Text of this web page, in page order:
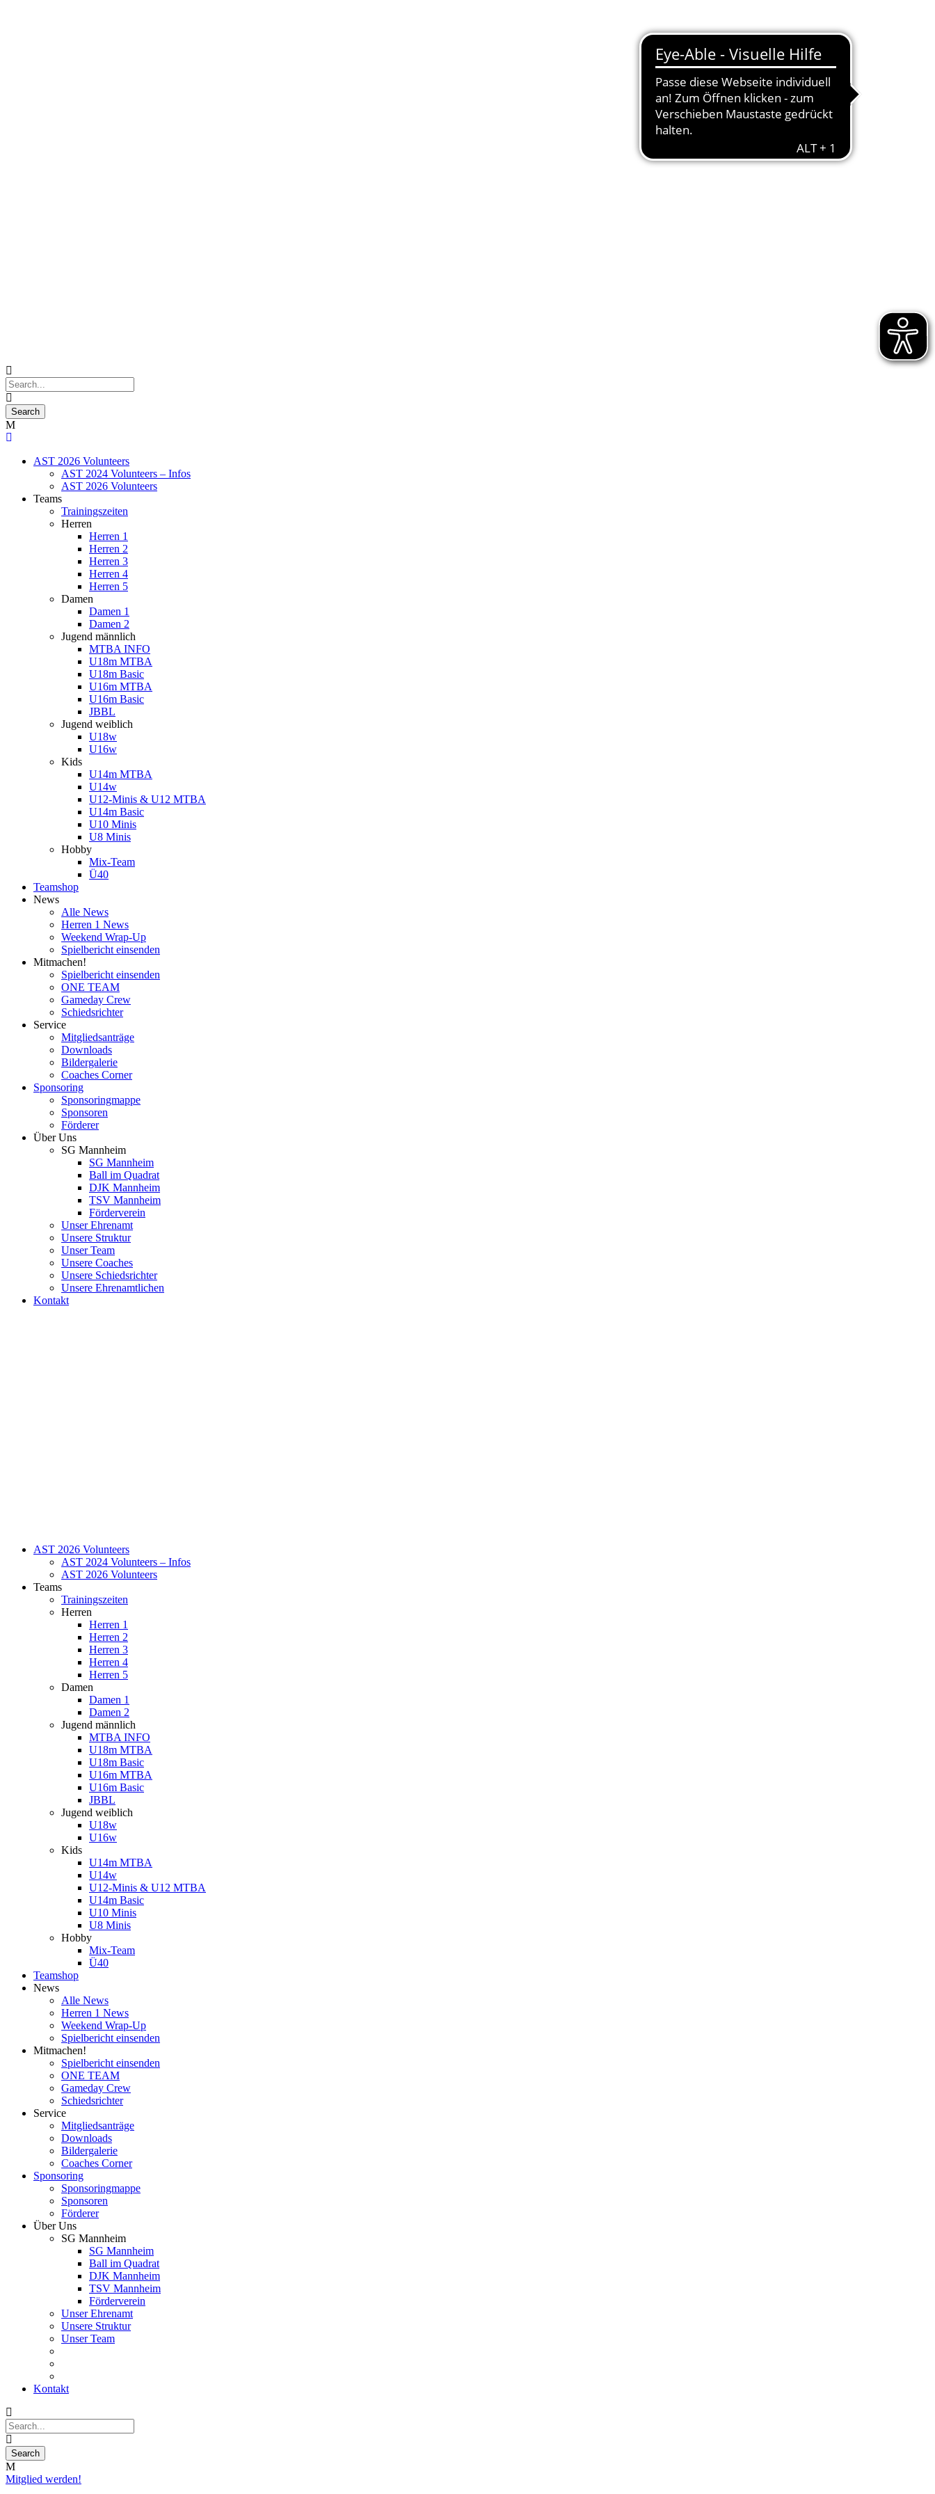
AST 2026 Volunteers
AST 2024 Volunteers – Infos
AST 2026 Volunteers
Teams
Trainingszeiten
Herren
Herren 1
Herren 2
Herren 3
Herren 4
Herren 5
Damen
Damen 1
Damen 2
Jugend männlich
MTBA INFO
U18m MTBA
U18m Basic
U16m MTBA
U16m Basic
JBBL
Jugend weiblich
U18w
U16w
Kids
U14m MTBA
U14w
U12-Minis & U12 MTBA
U14m Basic
U10 Minis
U8 Minis
Hobby
Mix-Team
Ü40
Teamshop
News
Alle News
Herren 1 News
Weekend Wrap-Up
Spielbericht einsenden
Mitmachen!
Spielbericht einsenden
ONE TEAM
Gameday Crew
Schiedsrichter
Service
Mitgliedsanträge
Downloads
Bildergalerie
Coaches Corner
Sponsoring
Sponsoringmappe
Sponsoren
Förderer
Über Uns
SG Mannheim
SG Mannheim
Ball im Quadrat
DJK Mannheim
TSV Mannheim
Förderverein
Unser Ehrenamt
Unsere Struktur
Unser Team
Unsere Coaches
Unsere Schiedsrichter
Unsere Ehrenamtlichen
Kontakt
AST 2026 Volunteers
AST 2024 Volunteers – Infos
AST 2026 Volunteers
Teams
Trainingszeiten
Herren
Herren 1
Herren 2
Herren 3
Herren 4
Herren 5
Damen
Damen 1
Damen 2
Jugend männlich
MTBA INFO
U18m MTBA
U18m Basic
U16m MTBA
U16m Basic
JBBL
Jugend weiblich
U18w
U16w
Kids
U14m MTBA
U14w
U12-Minis & U12 MTBA
U14m Basic
U10 Minis
U8 Minis
Hobby
Mix-Team
Ü40
Teamshop
News
Alle News
Herren 1 News
Weekend Wrap-Up
Spielbericht einsenden
Mitmachen!
Spielbericht einsenden
ONE TEAM
Gameday Crew
Schiedsrichter
Service
Mitgliedsanträge
Downloads
Bildergalerie
Coaches Corner
Sponsoring
Sponsoringmappe
Sponsoren
Förderer
Über Uns
SG Mannheim
SG Mannheim
Ball im Quadrat
DJK Mannheim
TSV Mannheim
Förderverein
Unser Ehrenamt
Unsere Struktur
Unser Team
Kontakt
Mitglied werden!